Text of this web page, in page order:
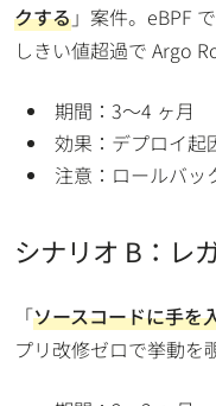
クする」案件。eBPF
しきい値超過で Argo
期間：3〜4 ヶ月
効果：デプロイ起
注意：ロールバ
シナリオ B：レ
「ソースコードに手を
プリ改修ゼロで挙動を